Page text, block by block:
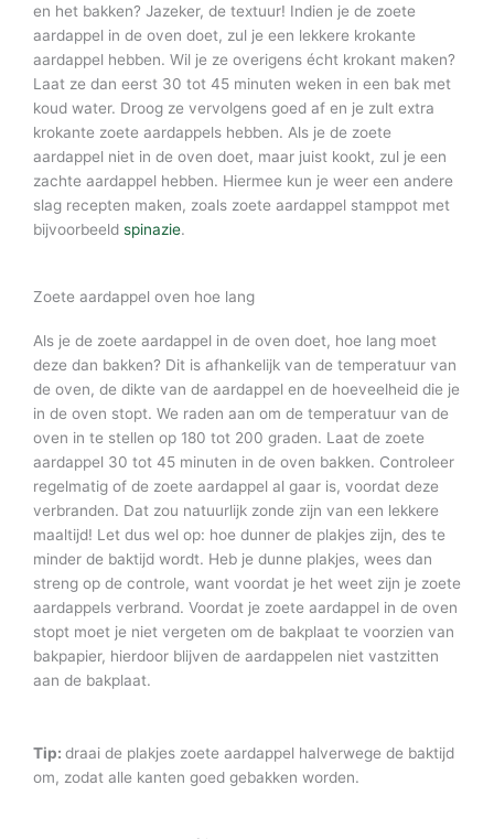
en het bakken? Jazeker, de textuur! Indien je de zoete
aardappel in de oven doet, zul je een lekkere krokante
aardappel hebben. Wil je ze overigens écht krokant maken?
Laat ze dan eerst 30 tot 45 minuten weken in een bak met
koud water. Droog ze vervolgens goed af en je zult extra
krokante zoete aardappels hebben. Als je de zoete
aardappel niet in de oven doet, maar juist kookt, zul je een
zachte aardappel hebben. Hiermee kun je weer een andere
slag recepten maken, zoals zoete aardappel stamppot met
bijvoorbeeld spinazie.
Zoete aardappel oven hoe lang
Als je de zoete aardappel in de oven doet, hoe lang moet
deze dan bakken? Dit is afhankelijk van de temperatuur van
de oven, de dikte van de aardappel en de hoeveelheid die je
in de oven stopt. We raden aan om de temperatuur van de
oven in te stellen op 180 tot 200 graden. Laat de zoete
aardappel 30 tot 45 minuten in de oven bakken. Controleer
regelmatig of de zoete aardappel al gaar is, voordat deze
verbranden. Dat zou natuurlijk zonde zijn van een lekkere
maaltijd! Let dus wel op: hoe dunner de plakjes zijn, des te
minder de baktijd wordt. Heb je dunne plakjes, wees dan
streng op de controle, want voordat je het weet zijn je zoete
aardappels verbrand. Voordat je zoete aardappel in de oven
stopt moet je niet vergeten om de bakplaat te voorzien van
bakpapier, hierdoor blijven de aardappelen niet vastzitten
aan de bakplaat.
Tip: draai de plakjes zoete aardappel halverwege de baktijd
om, zodat alle kanten goed gebakken worden.